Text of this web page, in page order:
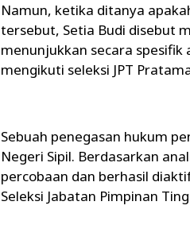
Namun, ketika ditanya
tersebut, Setia Budi disebut
menunjukkan secara
mengikuti seleksi JPT
Sebuah penegasan hukum
Negeri Sipil. Berdasarkan
percobaan dan berhasil
Seleksi Jabatan Pimpinan